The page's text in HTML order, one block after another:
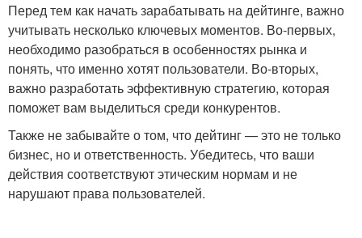
Перед тем как начать зарабатывать на дейтинге, важно
учитывать несколько ключевых моментов. Во-первых,
необходимо разобраться в особенностях рынка и
понять, что именно хотят пользователи. Во-вторых,
важно разработать эффективную стратегию, которая
поможет вам выделиться среди конкурентов.
Также не забывайте о том, что дейтинг — это не только
бизнес, но и ответственность. Убедитесь, что ваши
действия соответствуют этическим нормам и не
нарушают права пользователей.